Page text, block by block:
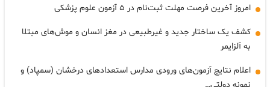
امروز آخرین فرصت مهلت ثبت‌نام در ۵ آزمون علوم پزشکی
کشف یک ساختار جدید و غیرطبیعی در مغز انسان و موش‌های مبتلا
به آلزایمر
اعلام نتایج آزمون‌های ورودی مدارس استعدادهای درخشان (سمپاد) و